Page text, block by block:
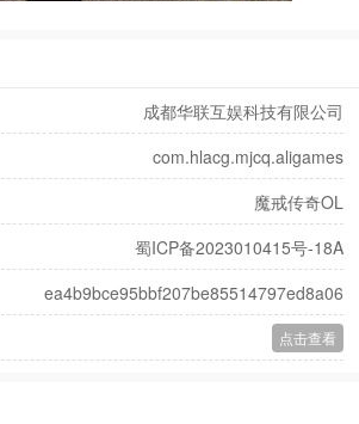
成都华联互娱科技有限公司
com.hlacg.mjcq.aligames
魔戒传奇OL
蜀ICP备2023010415号-18A
ea4b9bce95bbf207be85514797ed8a06
点击查看